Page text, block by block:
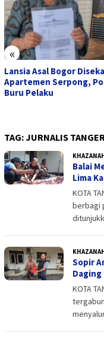
«
Lansia Asal Bogor
Apartemen Serpong,
Buru Pelaku
TAG:JURNALIS
Balai
Lima
KOTA
berbagi
Sopir
Daging
KOTA